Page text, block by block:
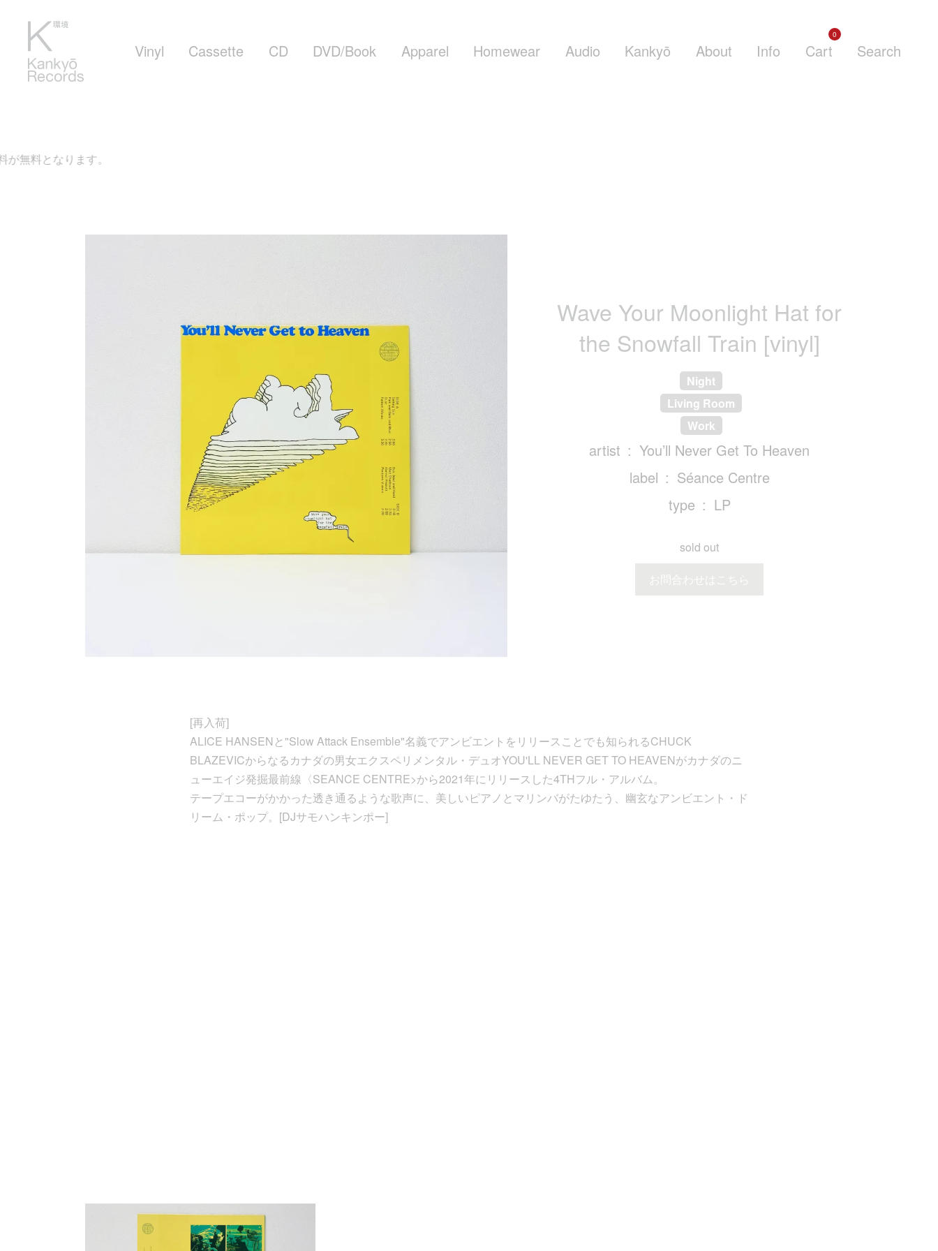
Vinyl Cassette CD DVD/Book Apparel Homewear Audio Kankyō About Info Cart
0
Search
す。
Wave Your Moonlight Hat for
the Snowfall Train [vinyl]
Night
Living Room
Work
artist
You’ll Never Get To Heaven
label
Séance Centre
type
LP
sold out
お問合わせはこちら
[再入荷]
ALICE HANSENと"Slow Attack Ensemble"名義でアンビエントをリリースことでも知られるCHUCK
BLAZEVICからなるカナダの男女エクスペリメンタル・デュオYOU'LL NEVER GET TO HEAVENがカナダのニ
ューエイジ発掘最前線〈SEANCE CENTRE>から2021年にリリースした4THフル・アルバム。
テープエコーがかかった透き通るような歌声に、美しいピアノとマリンバがたゆたう、幽玄なアンビエント・ド
リーム・ポップ。[DJサモハンキンポー]